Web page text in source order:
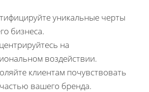
уникальные черты
бизнеса.
на
воздействии.
клиентам почувствовать
вашего бренда.